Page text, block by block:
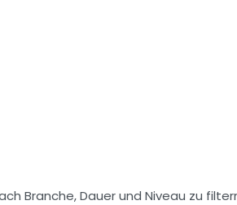
Branche, Dauer und Niveau zu